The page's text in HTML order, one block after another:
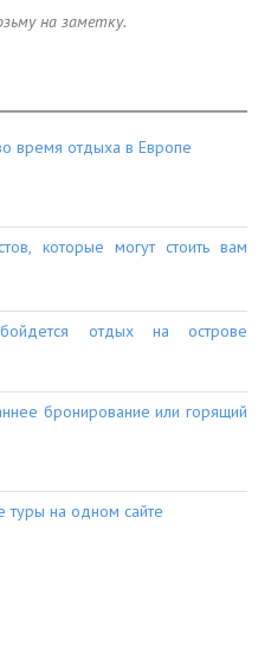
на заметку.
время отдыха в Европе
которые могут стоить вам
отдых на острове
бронирование или горящий
туры на одном сайте